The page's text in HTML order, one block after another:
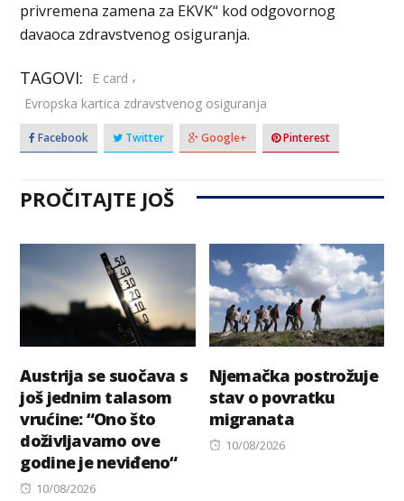
privremena zamena za EKVK“ kod odgovornog
davaoca zdravstvenog osiguranja.
TAGOVI: E card ,
Evropska kartica zdravstvenog osiguranja
Facebook Twitter Google+ Pinterest
PROČITAJTE JOŠ
Austrija se suočava s
još jednim talasom
vrućine: “Ono što
doživljavamo ove
godine je neviđeno“
Posted
10/08/2026
Njemačka postrožuje
stav o povratku
migranata
Posted
10/08/2026